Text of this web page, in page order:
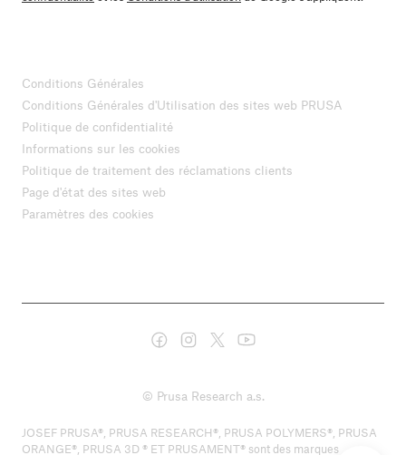
Conditions Générales
Conditions Générales d'Utilisation des sites web PRUSA
Politique de confidentialité
Informations sur les cookies
Politique de traitement des réclamations clients
Page d'état des sites web
Paramètres des cookies
© Prusa Research a.s.
JOSEF PRUSA®, PRUSA RESEARCH®, PRUSA POLYMERS®, PRUSA
ORANGE®, PRUSA 3D ® ET PRUSAMENT® sont des marques